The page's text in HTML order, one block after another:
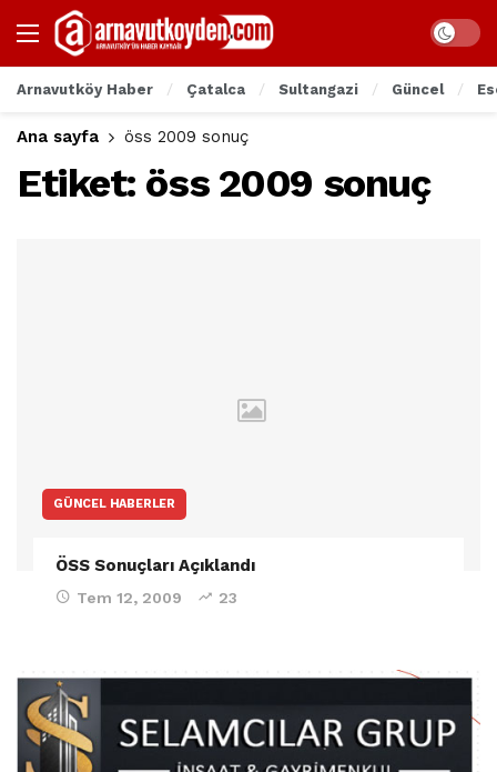
Arnavutköy Haber Çatalca Sultangazi Güncel
Ana sayfa öss 2009 sonuç
Etiket: öss 2009 sonuç
GÜNCEL HABERLER
ÖSS Sonuçları Açıklandı
Tem 12, 2009 23